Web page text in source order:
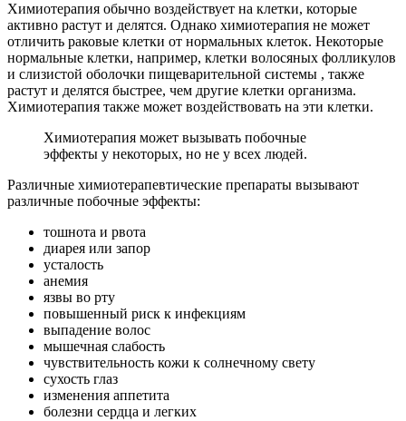
Химиотерапия обычно воздействует на клетки, которые
активно растут и делятся. Однако химиотерапия не может
отличить раковые клетки от нормальных клеток. Некоторые
нормальные клетки, например, клетки волосяных фолликулов
и слизистой оболочки пищеварительной системы , также
растут и делятся быстрее, чем другие клетки организма.
Химиотерапия также может воздействовать на эти клетки.
Химиотерапия может вызывать побочные
эффекты у некоторых, но не у всех людей.
Различные химиотерапевтические препараты вызывают
различные побочные эффекты:
тошнота и рвота
диарея или запор
усталость
анемия
язвы во рту
повышенный риск к инфекциям
выпадение волос
мышечная слабость
чувствительность кожи к солнечному свету
сухость глаз
изменения аппетита
болезни сердца и легких